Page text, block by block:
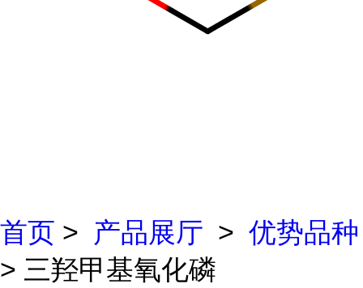
首页 > 产品展厅 > 优势品种
> 三羟甲基氧化磷